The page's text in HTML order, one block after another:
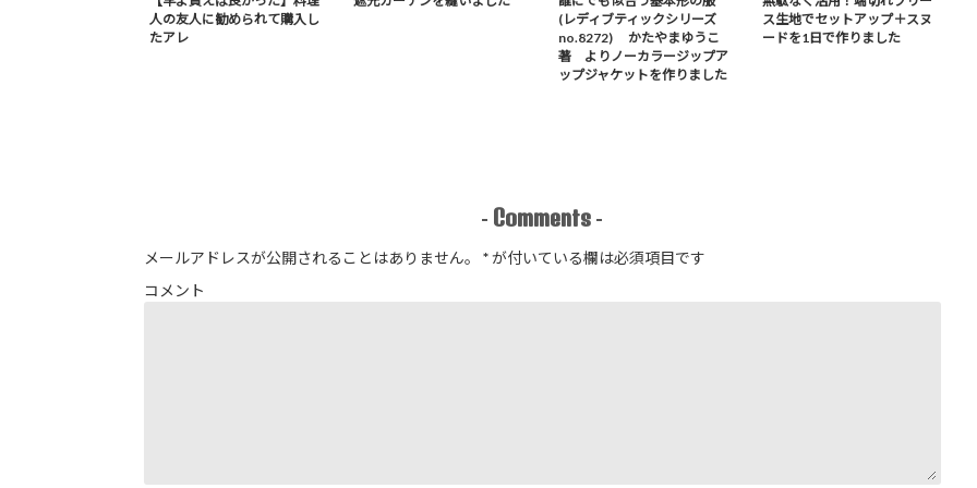
人の友人に勧められて購入し
たアレ
(レディブティックシリーズ
no.8272) かたやまゆうこ
著 よりノーカラージップア
ップジャケットを作りました
ス生地でセットアップ＋スヌ
ードを1日で作りました
- Comments -
メールアドレスが公開されることはありません。 *が付いている欄は必須項目です
コメント